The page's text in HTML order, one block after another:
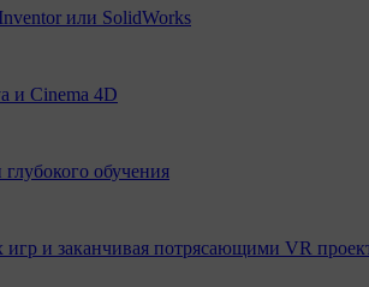
или SolidWorks
и Cinema 4D
обучения
и заканчивая потрясающими VR